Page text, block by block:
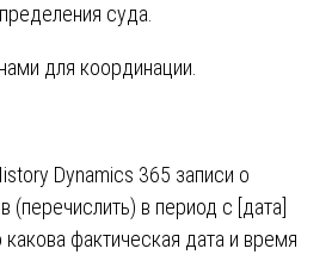
суда.
для координации.
Dynamics 365 записи о
(перечислить) в период с [дата]
какова фактическая дата и время